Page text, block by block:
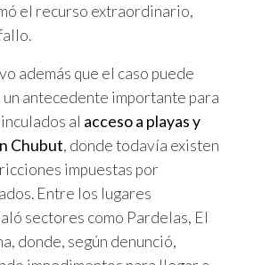
el recurso extraordinario,
además que el caso puede
antecedente importante para
al acceso a playas y
Chubut, donde todavía existen
impuestas por
Entre los lugares
sectores como Pardelas, El
donde, según denunció,